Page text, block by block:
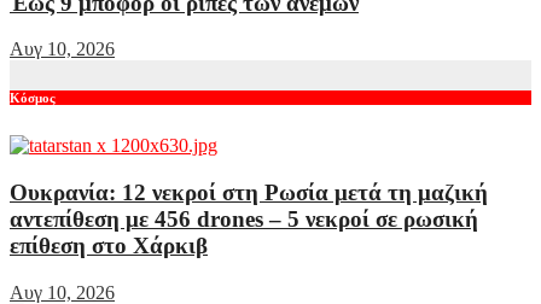
Αυγ 10, 2026
Κόσμος
Ουκρανία: 12 νεκροί στη Ρωσία μετά τη μαζική
αντεπίθεση με 456 drones – 5 νεκροί σε ρωσική
επίθεση στο Χάρκιβ
Αυγ 10, 2026